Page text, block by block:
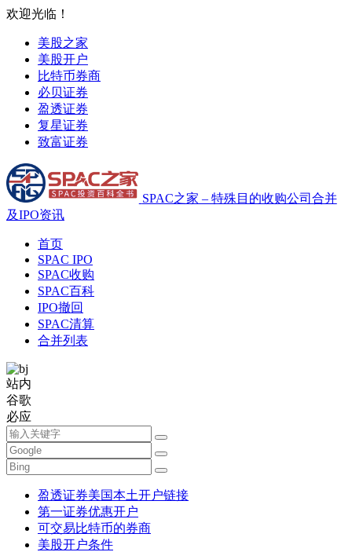
欢迎光临！
美股之家
美股开户
比特币券商
必贝证券
盈透证券
复星证券
致富证券
SPAC之家 – 特殊目的收购公司合并
及IPO资讯
首页
SPAC IPO
SPAC收购
SPAC百科
IPO撤回
SPAC清算
合并列表
站内
谷歌
必应
盈透证券美国本土开户链接
第一证券优惠开户
可交易比特币的券商
美股开户条件